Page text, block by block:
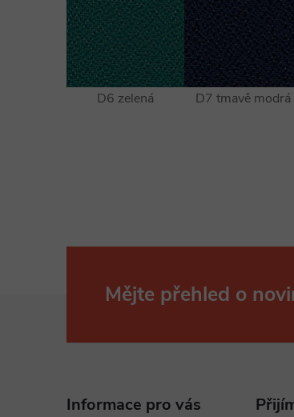
D6 zelená D7 tmavě modrá
Mějte přehled o
Informace pro vás